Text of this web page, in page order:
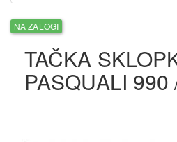
NA ZALOGI
TAČKA
PASQUALI 990